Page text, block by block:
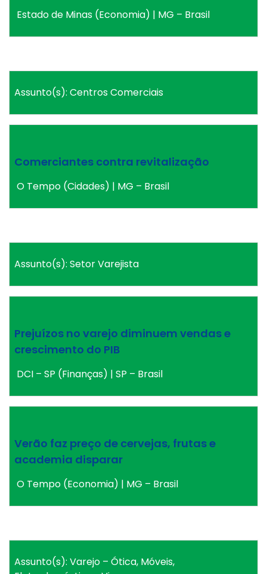
Estado de Minas (Economia) | MG – Brasil
Assunto(s): Centros Comerciais
Comerciantes contra revitalização
O Tempo (Cidades) | MG – Brasil
Assunto(s): Setor Varejista
Prejuízos no varejo diminuem vendas e
crescimento do PIB
DCI – SP (Finanças) | SP – Brasil
Verão faz preço de cervejas, frutas e
academia disparar
O Tempo (Economia) | MG – Brasil
Assunto(s): Varejo – Ótica, Móveis,